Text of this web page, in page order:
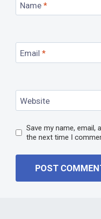
Name *
Email *
Website
Save my name,
the next time I